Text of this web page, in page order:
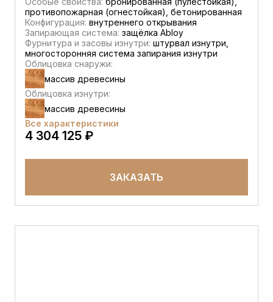
противопожарная (огнестойкая), бетонированная
Конфигурация: внутреннего открывания
Запирающая система: защёлка Abloy
Фурнитура и засовы изнутри: штурвал изнутри,
многосторонняя система запирания изнутри
Облицовка снаружи:
массив древесины
Облицовка изнутри:
массив древесины
Все характеристики
4 304 125 ₽
ЗАКАЗАТЬ